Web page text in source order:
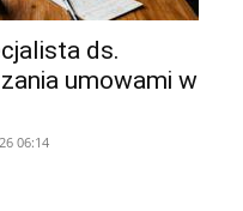
ds.
umowami w
06:14